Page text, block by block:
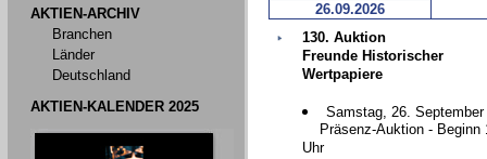
AKTIEN-ARCHIV
Branchen
Länder
Deutschland
AKTIEN-KALENDER 2025
26.09.2026
130. Auktion
Freunde Historischer
Wertpapiere
Samstag, 26. September
Präsenz-Auktion - Beginn
Uhr